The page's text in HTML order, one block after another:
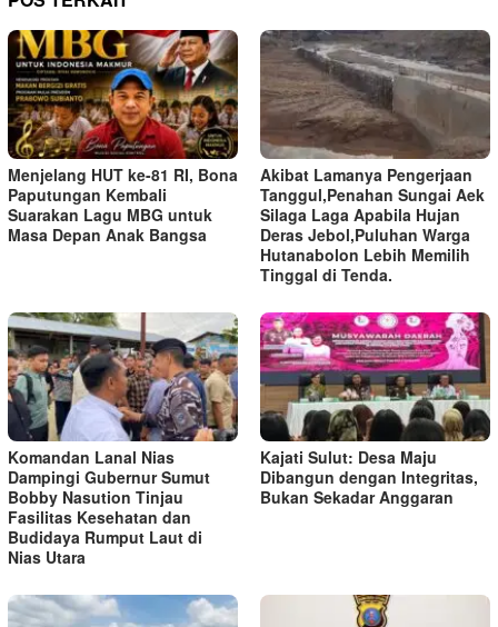
Menjelang HUT ke-81 RI, Bona
Paputungan Kembali
Suarakan Lagu MBG untuk
Masa Depan Anak Bangsa
Akibat Lamanya Pengerjaan
Tanggul,Penahan Sungai Aek
Silaga Laga Apabila Hujan
Deras Jebol,Puluhan Warga
Hutanabolon Lebih Memilih
Tinggal di Tenda.
Komandan Lanal Nias
Dampingi Gubernur Sumut
Bobby Nasution Tinjau
Fasilitas Kesehatan dan
Budidaya Rumput Laut di
Nias Utara
Kajati Sulut: Desa Maju
Dibangun dengan Integritas,
Bukan Sekadar Anggaran